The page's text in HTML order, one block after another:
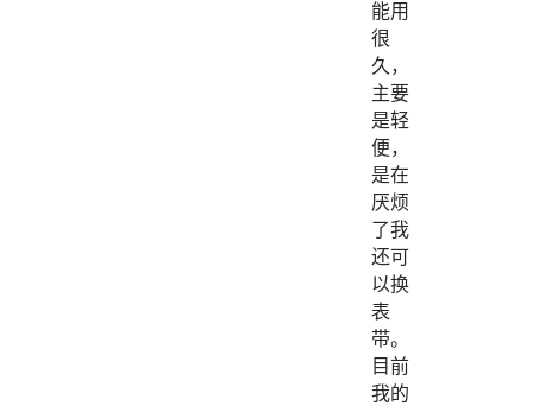
能用
很
久，
主要
是轻
便，
是在
厌烦
了我
还可
以换
表
带。
目前
我的